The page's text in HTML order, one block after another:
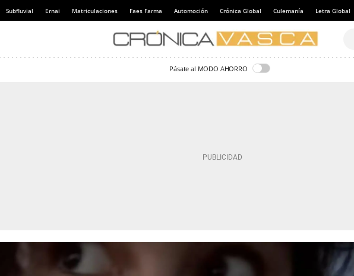
Subfluvial Ernai Matriculaciones Faes Farma Automoción Crónica Global Culemanía Letra Global
Pásate al MODO AHORRO